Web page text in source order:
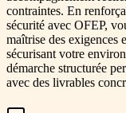
contraintes. En
sécurité avec OFEP,
maîtrise des exigences
sécurisant votre
démarche structurée
avec des livrables